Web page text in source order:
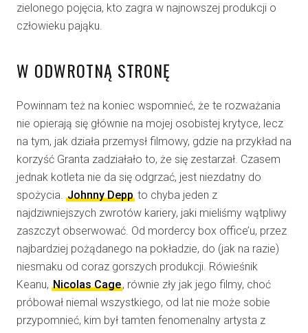
zielonego pojęcia, kto zagra w najnowszej produkcji o
człowieku pająku.
W ODWROTNĄ STRONĘ
Powinnam też na koniec wspomnieć, że te rozważania
nie opierają się głównie na mojej osobistej krytyce, lecz
na tym, jak działa przemysł filmowy, gdzie na przykład na
korzyść Granta zadziałało to, że się zestarzał. Czasem
jednak kotleta nie da się odgrzać, jest niezdatny do
spożycia. Johnny Depp to chyba jeden z
najdziwniejszych zwrotów kariery, jaki mieliśmy wątpliwy
zaszczyt obserwować. Od mordercy box office’u, przez
najbardziej pożądanego na pokładzie, do (jak na razie)
niesmaku od coraz gorszych produkcji. Rówieśnik
Keanu, Nicolas Cage, równie zły jak jego filmy, choć
próbował niemal wszystkiego, od lat nie może sobie
przypomnieć, kim był tamten fenomenalny artysta z